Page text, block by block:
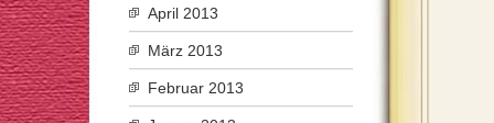
April 2013
März 2013
Februar 2013